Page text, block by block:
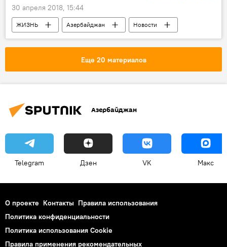
30 апреля 2018, 15:44
ЖИЗНЬ Азербайджан
Новости
мальчик
лидер
мечта
Еще 20 материалов
Азербайджан
Telegram Дзен VK Макс
О проекте Контакты Правила использования
Политика конфиденциальности
Политика использования Cookie
Правила применения рекомендательных